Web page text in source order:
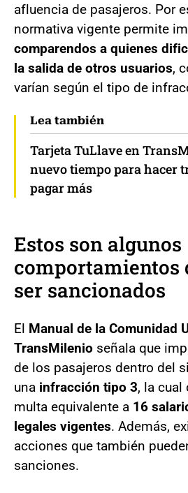
afluencia de pasajeros. Por
normativa vigente permite
comparendos a quienes
la salida de otros usuarios,
varían según el tipo de
Lea también
Tarjeta TuLlave en
nuevo tiempo para hacer
pagar más
Estos son algunos
comportamientos
ser sancionados
El Manual de la Comunidad
TransMilenio señala que
de los pasajeros dentro del
una infracción tipo 3, la cual
multa equivalente a 16
legales vigentes. Además,
acciones que también
sanciones.